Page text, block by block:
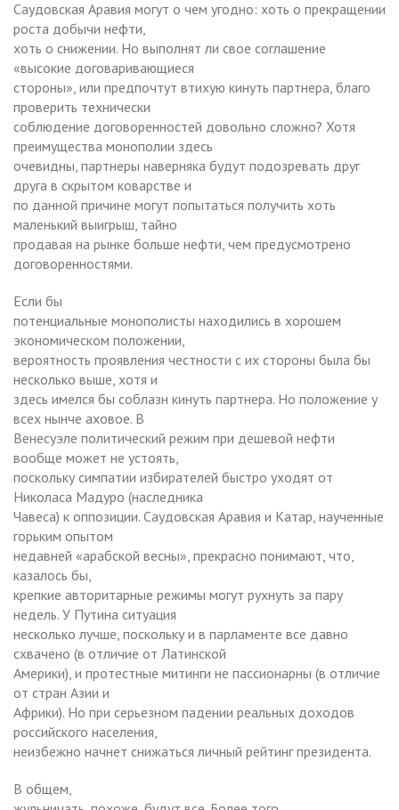
Саудовская Аравия могут о чем угодно: хоть о прекращении
роста добычи нефти,
хоть о снижении. Но выполнят ли свое соглашение
«высокие договаривающиеся
стороны», или предпочтут втихую кинуть партнера, благо
проверить технически
соблюдение договоренностей довольно сложно? Хотя
преимущества монополии здесь
очевидны, партнеры наверняка будут подозревать друг
друга в скрытом коварстве и
по данной причине могут попытаться получить хоть
маленький выигрыш, тайно
продавая на рынке больше нефти, чем предусмотрено
договоренностями.
Если бы
потенциальные монополисты находились в хорошем
экономическом положении,
вероятность проявления честности с их стороны была бы
несколько выше, хотя и
здесь имелся бы соблазн кинуть партнера. Но положение у
всех нынче аховое. В
Венесуэле политический режим при дешевой нефти
вообще может не устоять,
поскольку симпатии избирателей быстро уходят от
Николаса Мадуро (наследника
Чавеса) к оппозиции. Саудовская Аравия и Катар, наученные
горьким опытом
недавней «арабской весны», прекрасно понимают, что,
казалось бы,
крепкие авторитарные режимы могут рухнуть за пару
недель. У Путина ситуация
несколько лучше, поскольку и в парламенте все давно
схвачено (в отличие от Латинской
Америки), и протестные митинги не пассионарны (в отличие
от стран Азии и
Африки). Но при серьезном падении реальных доходов
российского населения,
неизбежно начнет снижаться личный рейтинг президента.
В общем,